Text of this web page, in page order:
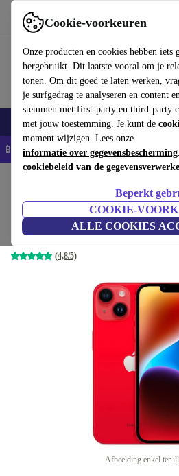
Cookie-voorkeuren
Onze producten en cookies hebben iets
hergebruikt. Dit laatste vooral om je
tonen. Om dit goed te laten werken,
je surfgedrag te analyseren en content
stemmen met first-party en third-party
met jouw toestemming. Je kunt de
moment wijzigen. Lees onze
informatie over gegevensbescherming
cookiebeleid van de
Beperkt
COOKIE-
ALLE COOKIES
Gebruik refurbed snel en eenvoudig
Smartphones Laptops Tablets
📱5% EXTRA korting op alle iPhones
iPhone 14
256 GB | Dual-SIM (eSIM, Nano-
(4,8/5)
Afbeelding enkel ter